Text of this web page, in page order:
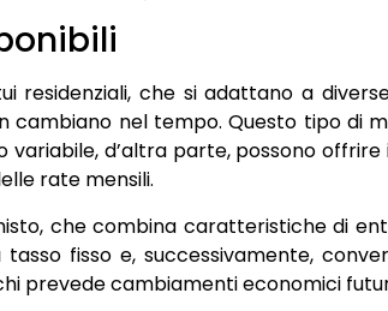
residenziali, che si adattano a
nel tempo. Questo tipo di
d’altra parte, possono
rate mensili.
che combina caratteristiche di
fisso e, successivamente,
prevede cambiamenti economici